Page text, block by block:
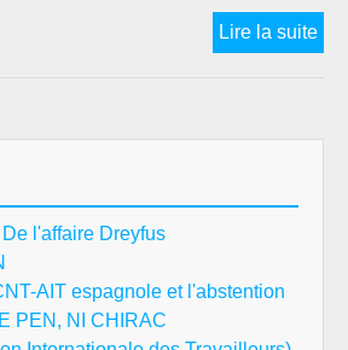
Lire la suite
l'affaire Dreyfus
AIT espagnole et l'abstention
PEN, NI CHIRAC